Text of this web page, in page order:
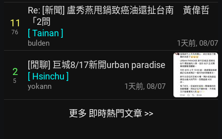
11
76
Re: [新聞] 盧秀燕甩鍋致癌油還扯台南 黃偉哲
「2問
[Tainan ]
bulden 1天前, 08/07
2
5
[閒聊] 巨城8/17新開urban paradise
[ Hsinchu ]
yokann 1天前, 08/07
更多 即時熱門文章 >>